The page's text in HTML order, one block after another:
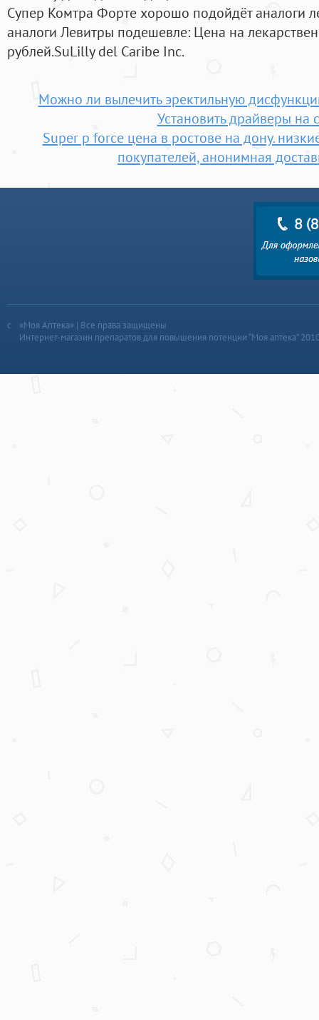
Супер Комтра Форте хорошо подойдёт аналоги
аналоги Левитры подешевле: Цена на
рублей.SuLilly del Caribe Inc.
Можно ли вылечить эректильную
Установить драйверы на
Super p force цена в ростове на дону.
покупателей, анонимная
«Моя Аптека» | Все права защищены
Интернет-магазин препаратов для повышения потенции “Моя аптека”